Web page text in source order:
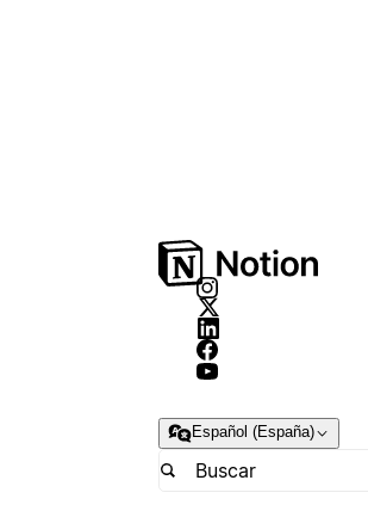
Español (España)